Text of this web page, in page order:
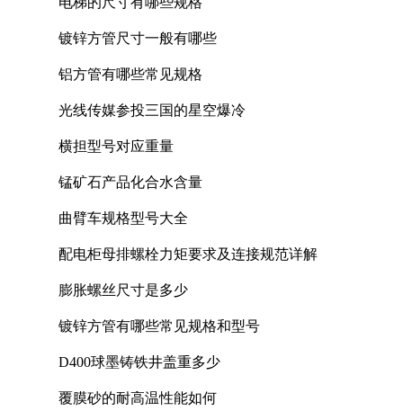
镀锌方管尺寸一般有哪些
铝方管有哪些常见规格
光线传媒参投三国的星空爆冷
横担型号对应重量
锰矿石产品化合水含量
曲臂车规格型号大全
配电柜母排螺栓力矩要求及连接规范详解
膨胀螺丝尺寸是多少
镀锌方管有哪些常见规格和型号
D400球墨铸铁井盖重多少
覆膜砂的耐高温性能如何